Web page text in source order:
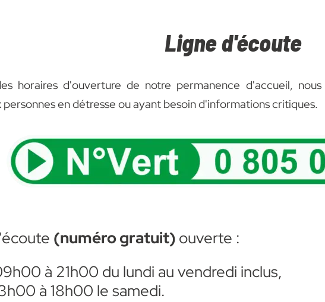
Ligne d'écoute
horaires d'ouverture de notre permanence d'accueil,
personnes en détresse ou ayant besoin d'informations critiques.
(numéro gratuit) ouverte :
à 21h00 du lundi au vendredi inclus,
à 18h00 le samedi.